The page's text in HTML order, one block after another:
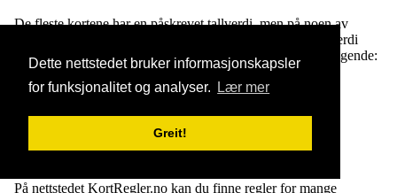
Dette nettstedet bruker informasjonskapsler
for funksjonalitet og analyser.
Lær mer
Greit!
De fleste kortene har en påskrevet tallverdi, men på noen av
kortene er det en bokstav istedenfor. Nøyaktig hva slags verdi
kortene har varierer fra spill til spill, men mest vanlig er følgende:
Vanlig verdi
A
Ess
Enten 1 eller 14
J
Knekt
11
Dame/Dronning
K
Konge 13
På nettstedet KortRegler.no kan du finne regler for mange